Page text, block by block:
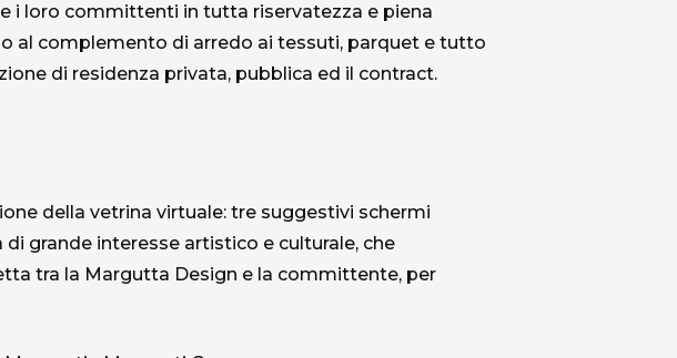
i loro committenti in tutta riservatezza e piena
al complemento di arredo ai tessuti, parquet e tutto
di residenza privata, pubblica ed il contract.
della vetrina virtuale: tre suggestivi schermi
grande interesse artistico e culturale, che
tra la Margutta Design e la committente, perL'azienda